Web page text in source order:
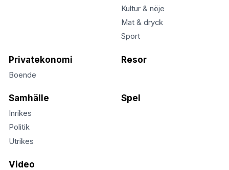
Kultur & nöje
Mat & dryck
Sport
Privatekonomi
Boende
Resor
Samhälle
Inrikes
Politik
Utrikes
Spel
Video